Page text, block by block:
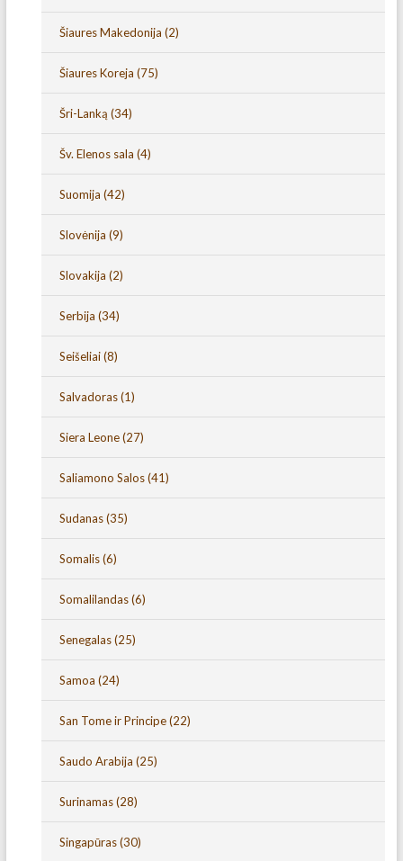
Šiaures Makedonija (2)
Šiaures Koreja (75)
Šri-Lanką (34)
Šv. Elenos sala (4)
Suomija (42)
Slovėnija (9)
Slovakija (2)
Serbija (34)
Seišeliai(8)
Salvadoras(1)
Siera Leone(27)
Saliamono Salos(41)
Sudanas(35)
Somalis(6)
Somalilandas(6)
Senegalas(25)
Samoa (24)
San Tome ir Principe(22)
Saudo Arabija (25)
Surinamas(28)
Singapūras(30)